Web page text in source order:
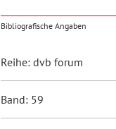
Bibliografische Angaben
Reihe: dvb forum
Band: 59